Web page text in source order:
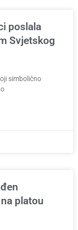
poslala
Svjetskog
simbolično
platou